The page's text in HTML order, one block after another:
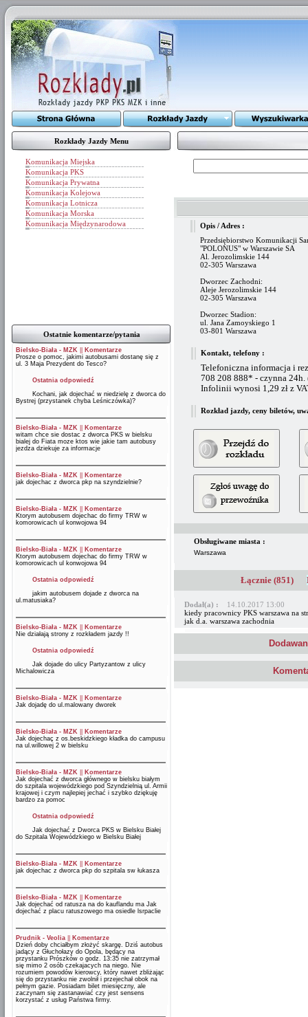
Rozkłady Jazdy Menu
Komunikacja Miejska
Komunikacja PKS
Komunikacja Prywatna
Komunikacja Kolejowa
Komunikacja Lotnicza
Komunikacja Morska
Komunikacja Międzynarodowa
Ostatnie komentarze/pytania
Bielsko-Biała - MZK
Komentarze
Prosze o pomoc, jakimi autobusami dostanę się z
ul. 3 Maja Prezydent do Tesco?
Ostatnia odpowiedź
Kochani, jak dojechać w niedzielę z dworca do
Bystrej (przystanek chyba Leśniczówka)?
Bielsko-Biała - MZK
Komentarze
witam chce sie dostac z dworca PKS w bielsku
bialej do Fiata moze ktos wie jakie tam autobusy
jezdza dziekuje za informacje
Bielsko-Biała - MZK
Komentarze
jak dojechac z dworca pkp na szyndzielnie?
Bielsko-Biała - MZK
Komentarze
Ktorym autobusem dojechac do firmy TRW w
komorowicach ul konwojowa 94
Bielsko-Biała - MZK
Komentarze
Ktorym autobusem dojechac do firmy TRW w
komorowicach ul konwojowa 94
Ostatnia odpowiedź
jakim autobusem dojade z dworca na
ul.matusiaka?
Bielsko-Biała - MZK
Komentarze
Nie działają strony z rozkładem jazdy !!
Ostatnia odpowiedź
Jak dojade do ulicy Partyzantow z ulicy
Michalowicza
Bielsko-Biała - MZK
Komentarze
Jak dojadę do ul.malowany dworek
Bielsko-Biała - MZK
Komentarze
Jak dojechaç z os.beskidzkiego kładka do campusu
na ul.willowej 2 w bielsku
Bielsko-Biała - MZK
Komentarze
Jak dojechać z dworca głównego w bielsku białym
do szpitala wojewódzkiego pod Szyndzielnią ul. Armii
krajowej i czym najlepiej jechać i szybko dziękuję
bardzo za pomoc
Ostatnia odpowiedź
Jak dojechać z Dworca PKS w Bielsku Białej
do Szpitala Wojewódzkiego w Bielsku Białej
Bielsko-Biała - MZK
Komentarze
jak dojechac z dworca pkp do szpitala sw łukasza
Bielsko-Biała - MZK
Komentarze
Jak dojechać od ratusza na do kauflandu ma Jak
dojechać z placu ratuszowego ma osiedle lsrpaclie
Prudnik - Veolia
Komentarze
Dzień doby chciałbym złożyć skargę. Dziś autobus
jadący z Głuchołazy do Opola, będący na
przystanku Prószków o godz. 13:35 nie zatrzymał
się mimo 2 osób czekajacych na niego. Nie
rozumiem powodów kierowcy, który nawet zbliżając
się do przystanku nie zwolnił i przejechał obok na
pełnym gazie. Posiadam bilet miesięczny, ale
zaczynam się zastanawiać czy jest sensens
korzystać z usług Państwa firmy.
Opis / Adres :
Przedsiębiorstwo Komunikacji
"POLONUS" w Warszawie SA
Al. Jerozolimskie 144
02-305 Warszawa
Dworzec Zachodni:
Aleje Jerozolimskie 144
02-305 Warszawa
Dworzec Stadion:
ul. Jana Zamoyskiego 1
03-801 Warszawa
Kontakt, telefony :
Telefoniczna informacja i
708 208 888* - czynna 24h.
Infolinii wynosi 1,29 zł z
Rozkład jazdy, ceny biletów,
Obsługiwane miasta :
Warszawa
Łącznie (851)
Dodał(a) :
14.10.2017 13:00
kiedy pracownicy PKS warszawa na
jak d.a. warszawa zachodnia